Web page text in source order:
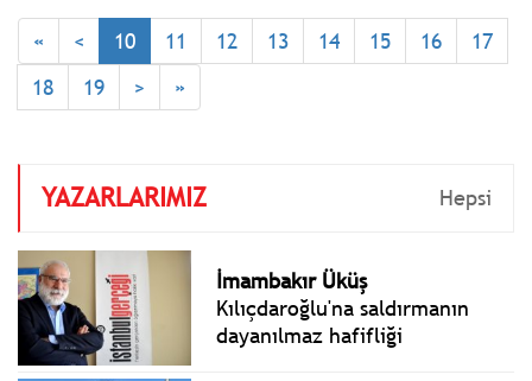
Toplantısı’nda konuştu.
« < 10 11 12 13 14 15 16
17
18
19 > »
YAZARLARIMIZ Hepsi
İmambakır Üküş
Kılıçdaroğlu'na saldırmanın
dayanılmaz hafifliği